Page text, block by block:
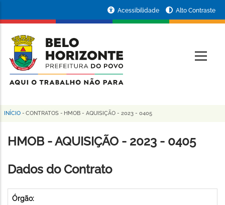
conteúdo
principal
da
Prefeitura
de
Horizonte
Acessibilidade Alto Contraste
Trilha
de
INÍCIO - CONTRATOS - HMOB - AQUISIÇÃO - 2023 - 0405
HMOB - AQUISIÇÃO - 2023 - 0405
Dados do Contrato
Órgão: